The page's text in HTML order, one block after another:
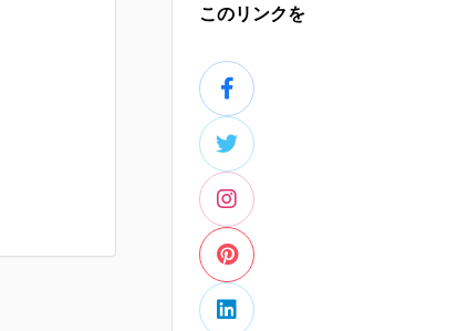
このリンクを